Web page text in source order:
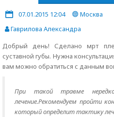
07.01.2015 12:04
Москва
Гаврилова Александра
Добрый день! Сделано мрт
суставной губы. Нужна
вам можно обратиться с данным
При такой травме
лечение.Рекомендуем пройти
который определит тактику